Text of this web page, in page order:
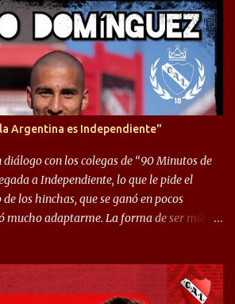
Argentina es Independiente"
con los colegas de “90 Minutos de
a Independiente, lo que le pide el
los hinchas, que se ganó en pocos
mucho adaptarme. La forma de ser mía
que juega muy dinámico y me gusta
la forma de jugar mía y eso también